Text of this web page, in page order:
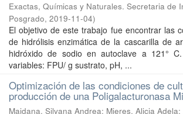
Exactas, Químicas y Naturales. Secretaria de
Posgrado, 2019-11-04)
El objetivo de este trabajo fue encontrar las
de hidrólisis enzimática de la cascarilla de
hidróxido de sodio en autoclave a 121°
variables: FPU/ g sustrato, pH, ...
Optimización de las condiciones de
producción de una Poligalacturonasa
Maidana, Silvana Andrea; Mieres, Alicia